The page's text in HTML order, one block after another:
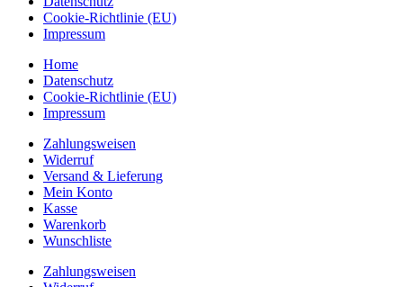
Cookie-Richtlinie (EU)
Impressum
Home
Datenschutz
Cookie-Richtlinie (EU)
Impressum
Zahlungsweisen
Widerruf
Versand & Lieferung
Mein Konto
Kasse
Warenkorb
Wunschliste
Zahlungsweisen